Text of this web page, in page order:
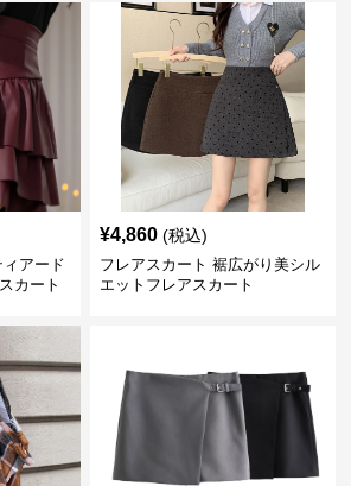
アード
カート
¥4,860 (税込)
フレアスカート 裾広がり美シル
エットフレアスカート